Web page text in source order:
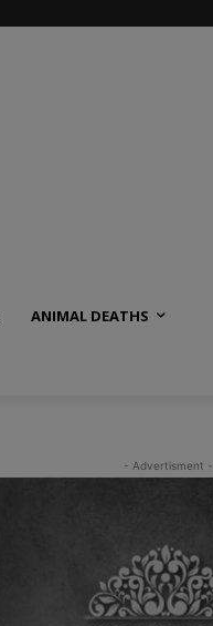
ANIMAL DEATHS
- Advertisment -